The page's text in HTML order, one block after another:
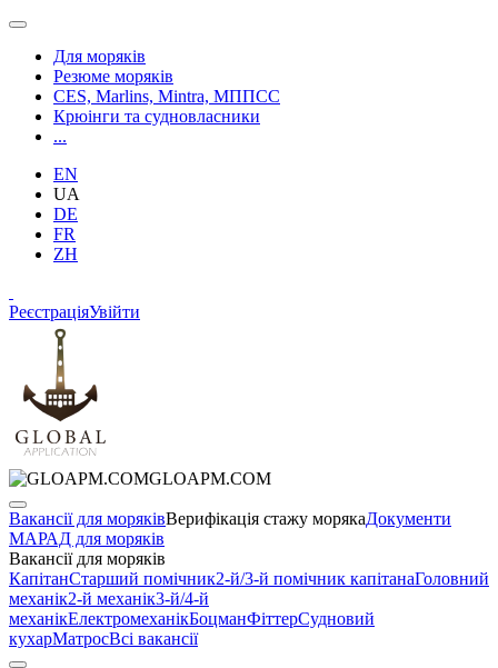
Для моряків
Резюме моряків
CES, Marlins, Mintra, МППСС
Крюінги та судновласники
...
EN
UA
DE
FR
ZH
РеєстраціяУвійти
GLOAPM.COM
Вакансії для моряківВерифікація стажу морякаДокументи
МАРАД для моряків
Вакансії для моряків
КапітанСтарший помічник2-й/3-й помічник капітанаГоловний
механік2-й механік3-й/4-й
механікЕлектромеханікБоцманФіттерСудновий
кухарМатросВсі вакансії